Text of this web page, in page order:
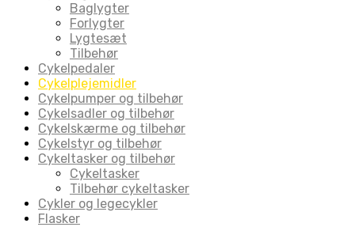
Baglygter
Forlygter
Lygtesæt
Tilbehør
Cykelpedaler
Cykelplejemidler
Cykelpumper og tilbehør
Cykelsadler og tilbehør
Cykelskærme og tilbehør
Cykelstyr og tilbehør
Cykeltasker og tilbehør
Cykeltasker
Tilbehør cykeltasker
Cykler og legecykler
Flasker